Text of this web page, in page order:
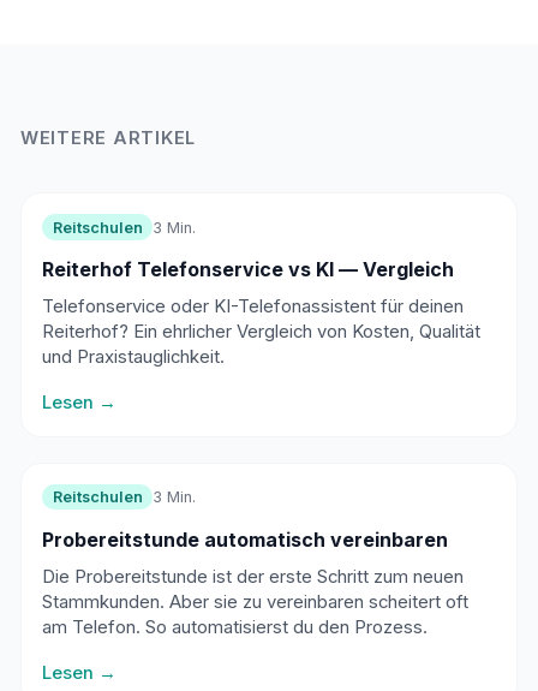
WEITERE ARTIKEL
Reitschulen 3 Min.
Reiterhof Telefonservice vs KI — Vergleich
Telefonservice oder KI-Telefonassistent für deinen
Reiterhof? Ein ehrlicher Vergleich von Kosten, Qualität
und Praxistauglichkeit.
Lesen →
Reitschulen 3 Min.
Probereitstunde automatisch vereinbaren
Die Probereitstunde ist der erste Schritt zum neuen
Stammkunden. Aber sie zu vereinbaren scheitert oft
am Telefon. So automatisierst du den Prozess.
Lesen →